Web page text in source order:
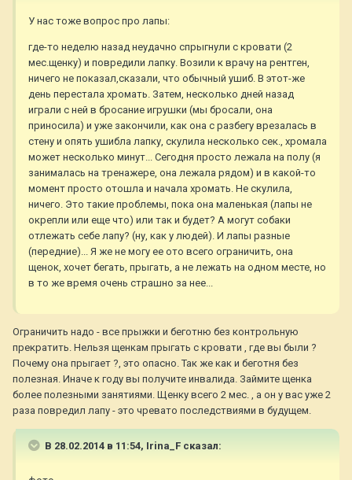
У нас тоже вопрос про лапы:
где-то неделю назад неудачно спрыгнули с кровати (2
мес.щенку) и повредили лапку. Возили к врачу на рентген,
ничего не показал,сказали, что обычный ушиб. В этот-же
день перестала хромать. Затем, несколько дней назад
играли с ней в бросание игрушки (мы бросали, она
приносила) и уже закончили, как она с разбегу врезалась в
стену и опять ушибла лапку, скулила несколько сек., хромала
может несколько минут... Сегодня просто лежала на полу (я
занималась на тренажере, она лежала рядом) и в какой-то
момент просто отошла и начала хромать. Не скулила,
ничего. Это такие проблемы, пока она маленькая (лапы не
окрепли или еще что) или так и будет? А могут собаки
отлежать себе лапу? (ну, как у людей). И лапы разные
(передние)... Я же не могу ее ото всего ограничить, она
щенок, хочет бегать, прыгать, а не лежать на одном месте, но
в то же время очень страшно за нее...
Ограничить надо - все прыжки и беготню без контрольную
прекратить. Нельзя щенкам прыгать с кровати , где вы были ?
Почему она прыгает ?, это опасно. Так же как и беготня без
полезная. Иначе к году вы получите инвалида. Займите щенка
более полезными занятиями. Щенку всего 2 мес. , а он у вас уже 2
раза повредил лапу - это чревато последствиями в будущем.
В 28.02.2014 в 11:54, Irina_F сказал: